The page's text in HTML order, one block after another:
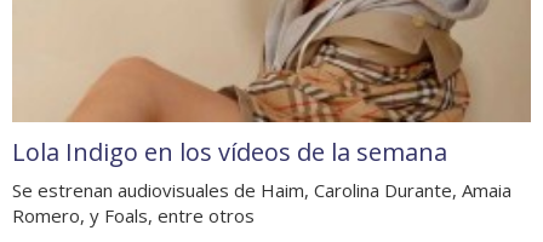
Lola Indigo en los vídeos de la semana
Se estrenan audiovisuales de Haim, Carolina Durante, Amaia
Romero, y Foals, entre otros